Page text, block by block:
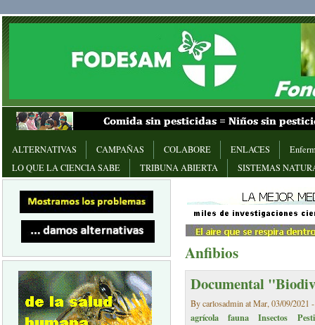
ALTERNATIVAS CAMPAÑAS COLABORE ENLACES
LO QUE LA CIENCIA SABE
TRIBUNA ABIERTA SISTEMAS
Anfibios
Documental
By carlosadmin at Mar, 03/09/2021
agrícola fauna Insectos